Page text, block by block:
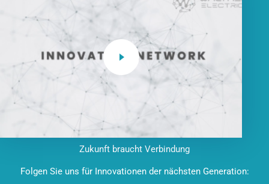
Zukunft braucht Verbindung
Folgen Sie uns für Innovationen der nächsten Generation: